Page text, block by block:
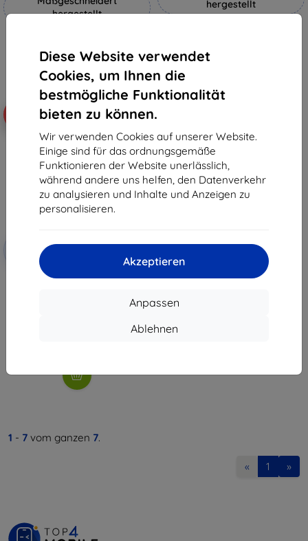
Diese Website verwendet
Cookies, um Ihnen die
bestmögliche Funktionalität
bieten zu können.
Wir verwenden Cookies auf unserer Website.
Einige sind für das ordnungsgemäße
Funktionieren der Website unerlässlich,
während andere uns helfen, den Datenverkehr
zu analysieren und Inhalte und Anzeigen zu
personalisieren.
Akzeptieren
Anpassen
Ablehnen
hergestellt
17,01 €
Auf Lager > 5 Stk.
hergestellt
Auf Lager 4 Stk.
mit
3mk FlexibleGlass Hybrid
1 - 7 vom ganzen 7.
« 1 »